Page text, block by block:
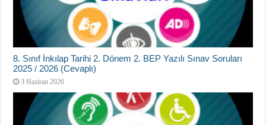
8. Sınıf İnkılap Tarihi 2. Dönem 2. BEP Yazılı Sınav Soruları
2025 / 2026 (Cevaplı)
3 Haziran 2026